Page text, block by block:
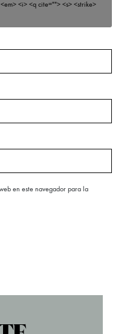
<i> <q cite=""> <s> <strike>
en este navegador para la